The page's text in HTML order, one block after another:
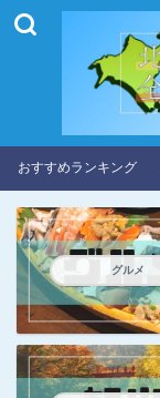
おすすめランキング
グルメ